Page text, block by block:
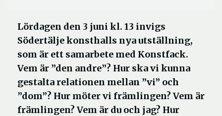
Lördagen den 3 juni kl. 13 invigs
Södertälje konsthalls nya utställning,
som är ett samarbete med Konstfack.
Vem är ”den andre”? Hur ska vi kunna
gestalta relationen mellan ”vi” och
”dom”? Hur möter vi främlingen? Vem är
främlingen? Vem är du och jag? Hur